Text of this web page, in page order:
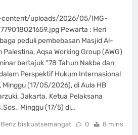
uploads/2026/05/IMG-
Pewarta : Heri
peduli pembebasan Masjid Al-
Aqsa Working Group (AWG)
bertajuk “78 Tahun Nakba dan
Perspektif Hukum Internasional
Minggu (17/05/2026), di Aula HB
Jakarta. Ketua Pelaksana
Minggu (17/5) di…
Benz biskuatsemangat 0 8 mins